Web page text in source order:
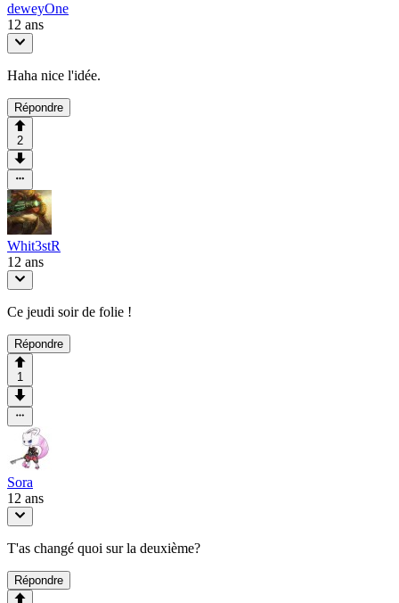
deweyOne
12 ans
Haha nice l'idée.
Répondre
2
Whit3stR
12 ans
Ce jeudi soir de folie !
Répondre
1
Sora
12 ans
T'as changé quoi sur la deuxième?
Répondre